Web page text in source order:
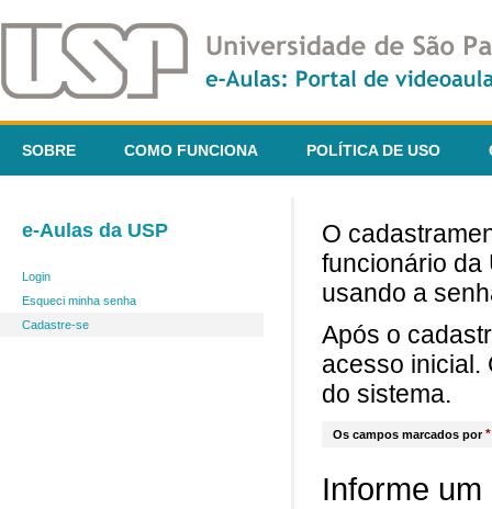
SOBRE COMO FUNCIONA POLÍTICA DE USO
e-Aulas da USP
Login
Esqueci minha senha
Cadastre-se
O
funcionário da
usando a
Após o
acesso inicial.
do sistema.
Os campos marcados por*
Informe